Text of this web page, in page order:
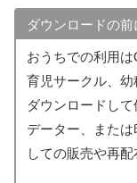
ダウンロードの
おうちでの利用は
育児サークル、
ダウンロードし
データー、また
しての販売や再